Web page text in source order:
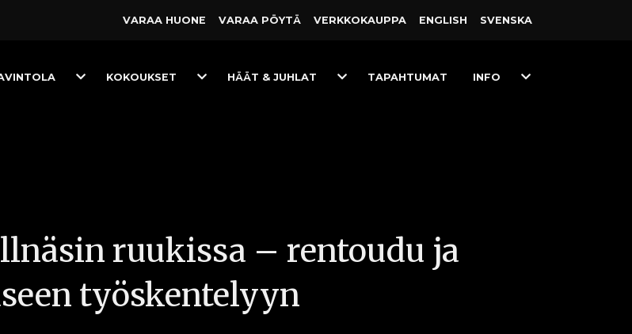
VARAA HUONE VARAA PÖYTÄ VERKKO­KAUPPA ENGLISH SVENSKA
ToggleKOKOUKSET
ToggleHÄÄT & JUHLAT
ToggleTAPAHTUMAT INFO
Toggle
ruukissa – rentoudu ja
työskentelyyn